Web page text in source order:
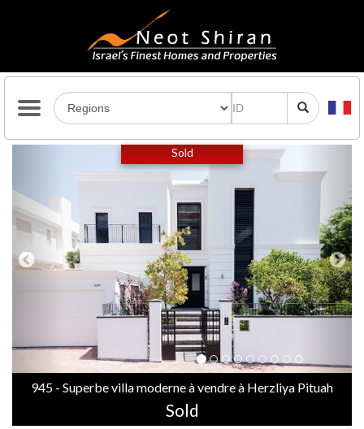
Sold
Previous Next
945 - Superbe villa moderne à vendre à Herzliya Pituah
Sold